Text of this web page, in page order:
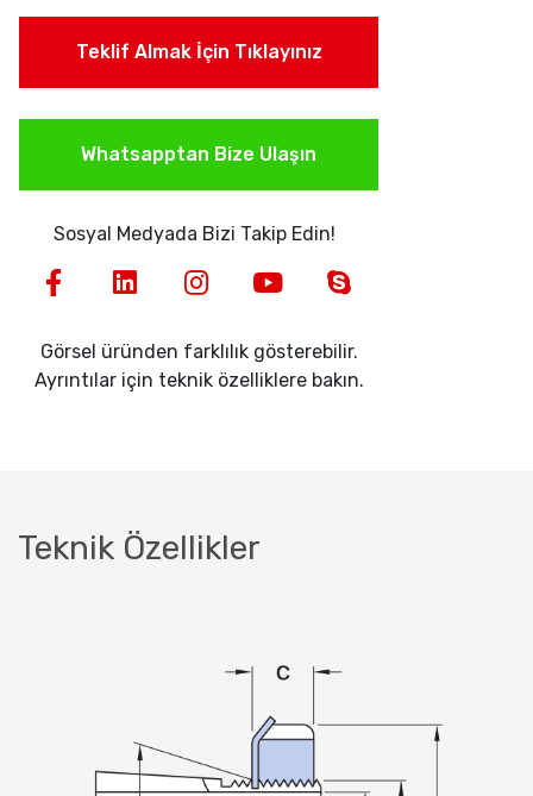
Teklif Almak İçin Tıklayınız
Whatsapptan Bize Ulaşın
Sosyal Medyada Bizi Takip Edin!
Görsel üründen farklılık gösterebilir.
Ayrıntılar için teknik özelliklere bakın.
Teknik Özellikler